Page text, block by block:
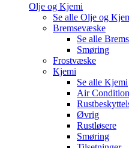
Olje og Kjemi
Se alle Olje og
Bremsevæske
Se alle
Smøring
Frostvæske
Kjemi
Se alle Kjemi
Air Condition
Øvrig
Rustløsere
Smøring